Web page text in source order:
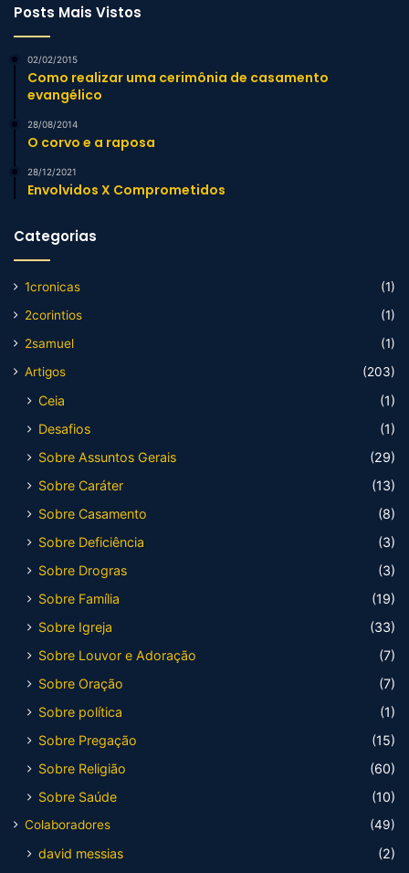
Posts Mais Vistos
02/02/2015
Como realizar uma cerimônia de casamento
evangélico
28/08/2014
O corvo e a raposa
28/12/2021
Envolvidos X Comprometidos
Categorias
1cronicas
(1)
2corintios
(1)
2samuel
(1)
Artigos
(203)
Ceia
(1)
Desafios
(1)
Sobre Assuntos Gerais
(29)
Sobre Caráter
(13)
Sobre Casamento
(8)
Sobre Deficiência
(3)
Sobre Drogras
(3)
Sobre Família
(19)
Sobre Igreja
(33)
Sobre Louvor e Adoração
(7)
Sobre Oração
(7)
Sobre política
(1)
Sobre Pregação
(15)
Sobre Religião
(60)
Sobre Saúde
(10)
Colaboradores (49)
david messias
(2)